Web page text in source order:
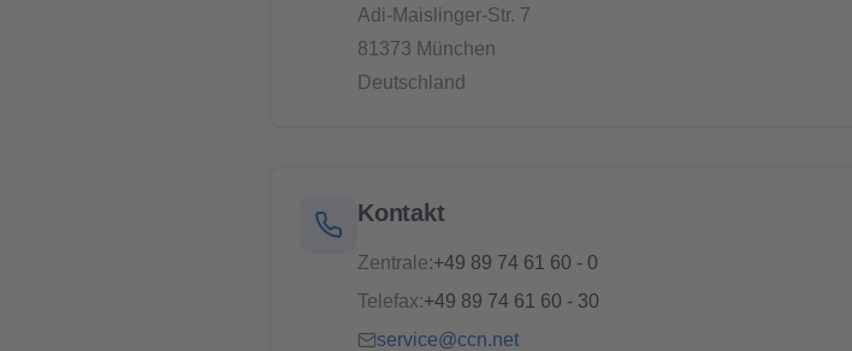
Adi-Maislinger-Str. 7
81373 München
Deutschland
Kontakt
Zentrale:+49 89 74 61 60 - 0
Telefax:+49 89 74 61 60 - 30
service@ccn.net